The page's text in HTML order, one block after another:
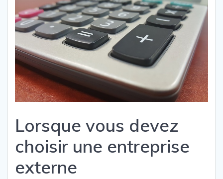
Lorsque vous devez
choisir une entreprise
externe